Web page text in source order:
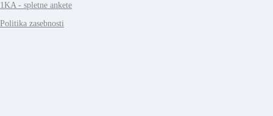
1KA - spletne ankete
Politika zasebnosti